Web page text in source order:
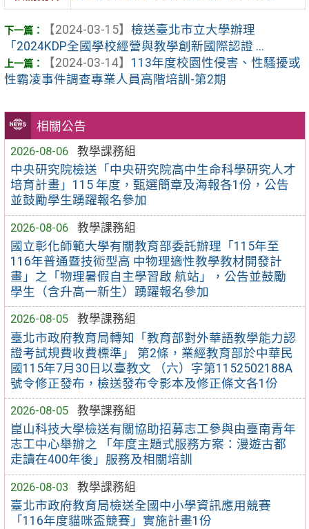
相關公告
2026-08-06
教學課務組
中央研究院檢送「中央研究院高中生命科學研究人才
培育計畫」115 年度，甄選簡章及海報各1份，公告
並鼓勵學生踴躍報名參加
2026-08-06
教學課務組
國立彰化師範大學有關教育部委託辦理「115年至
116年普通暨技術型高 中物理適性教學教材開發計
畫」之「物理暑假自主學習啟 航站」，公告並鼓勵
學生（含升高一新生）踴躍報名參加
2026-08-05
教學課務組
臺北市政府教育局轉知「教育部對外華語教學能力認
證考試規費收費標準」 第2條，業經教育部於中華民
國115年7月30日以臺教文 （六）字第1152502188A
號令修正發布，檢送發布令影本及修正條文各1份
2026-08-05
教學課務組
崑山科技大學檢送有關協助招募志工參與由臺南青年
志工中心舉辦之 「年度主題式服務方案：漫遊古都
走讀在400年後」服務及相關培訓
2026-08-03
教學課務組
臺北市政府教育局檢送全國中小學資訊應用競賽
「116年度貓咪盃競賽」實施計畫1份
【2024-03-15】 檢送臺北市立大學辦理
「2024KDP全國學校經營與教學創新國際認證 ...
【2024-03-14】 113年度校園性侵害、性騷擾或
性霸凌事件調查專業人員高階培訓-第2期